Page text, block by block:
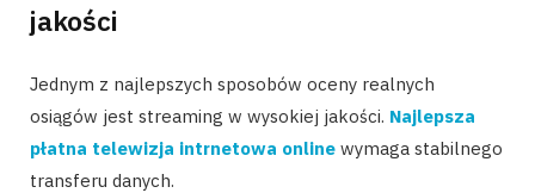
jakości
Jednym z najlepszych sposobów oceny realnych
osiągów jest streaming w wysokiej jakości. Najlepsza
płatna telewizja intrnetowa online wymaga stabilnego
transferu danych.